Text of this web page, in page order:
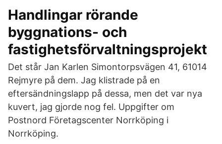
Handlingar rörande
byggnations- och
fastighetsförvaltningsprojekt
Det står Jan Karlen Simontorpsvägen 41, 61014
Rejmyre på dem. Jag klistrade på en
eftersändningslapp på dessa, men det var nya
kuvert, jag gjorde nog fel. Uppgifter om
Postnord Företagscenter Norrköping i
Norrköping.